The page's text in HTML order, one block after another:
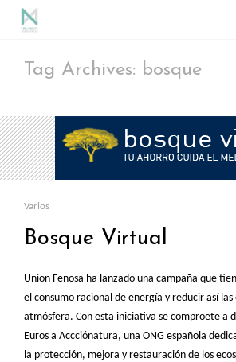
Tag Archives: bosque
Varios
Bosque Virtual
Union Fenosa ha lanzado una campaña que
el consumo racional de energía y reducir así las
atmósfera. Con esta iniciativa se comproete a
Euros a Accciónatura, una ONG española
la protección, mejora y restauración de los